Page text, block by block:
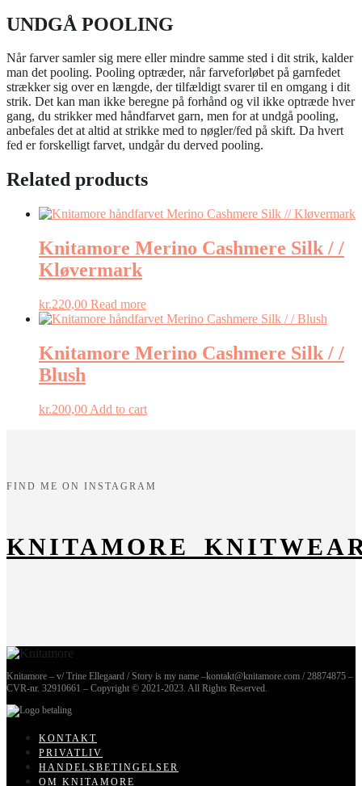
UNDGÅ POOLING
Når farver samler sig mere eller mindre samme sted i dit strik, kalder
man det pooling. Pooling optræder, når farveforløbet på garnfedet
strækker sig over en længde, der tilfældigt svarer til en omgang i dit
strik. Det kan man ikke beregne på forhånd og vil ikke optræde hver
gang, du strikker med håndfarvet garn, men for at undgå pooling,
anbefales det at altid at strikke med to nøgler/fed på skift. Da hvert
fed er forskelligt farvet, undgår du derved pooling.
Related products
Knitamore Merino Cashmere Silk / /
Kløvermark
kr.220,00 Read more
Knitamore Merino Cashmere Silk / /
Blush
kr.200,00 Add to cart
FIND ME ON INSTAGRAM
Knitamore – v/ Trine Ellegaard / Story is my name –kontakt@knitamore.com / 28874875 –
CVR-nr. 32910661 – Copyright © 2021-2023. All Rights Reserved.
KONTAKT
PRIVATLIV
HANDELSBETINGELSER
OM KNITAMORE